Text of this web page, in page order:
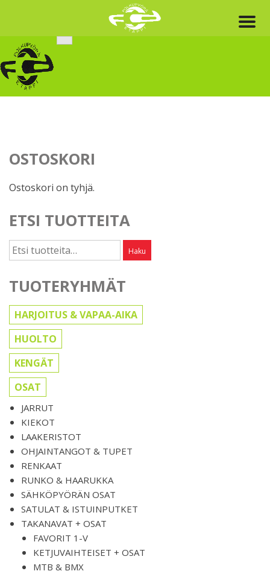
content
OSTOSKORI
Ostoskori on tyhjä.
ETSI TUOTTEITA
Etsi: Haku
TUOTERYHMÄT
HARJOITUS & VAPAA-AIKA
HUOLTO
KENGÄT
OSAT
JARRUT
KIEKOT
LAAKERISTOT
OHJAINTANGOT & TUPET
RENKAAT
RUNKO & HAARUKKA
SÄHKÖPYÖRÄN OSAT
SATULAT & ISTUINPUTKET
TAKANAVAT + OSAT
FAVORIT 1-V
KETJUVAIHTEISET + OSAT
MTB & BMX